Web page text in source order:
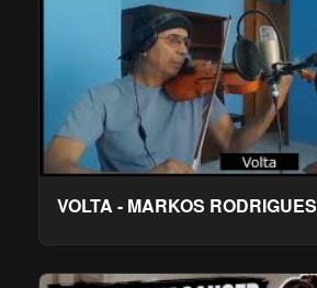
VOLTA - MARKOS RODRIGUES